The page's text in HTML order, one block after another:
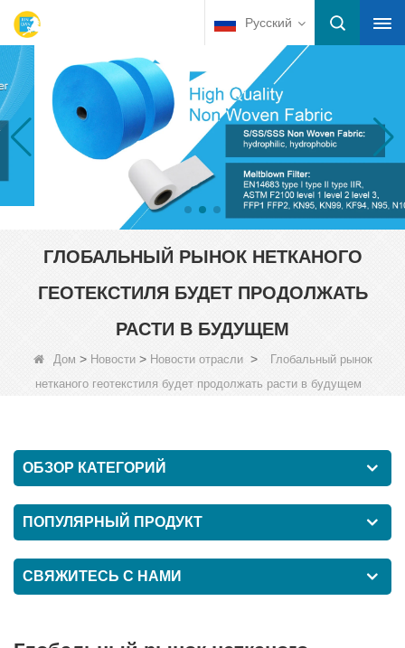
Русский
ГЛОБАЛЬНЫЙ РЫНОК НЕТКАНОГО
ГЕОТЕКСТИЛЯ БУДЕТ ПРОДОЛЖАТЬ
РАСТИ В БУДУЩЕМ
Дом > Новости> Новости отрасли>
Глобальный рынок
нетканого геотекстиля будет продолжать расти в будущем
ОБЗОР КАТЕГОРИЙ
ПОПУЛЯРНЫЙ ПРОДУКТ
СВЯЖИТЕСЬ С НАМИ